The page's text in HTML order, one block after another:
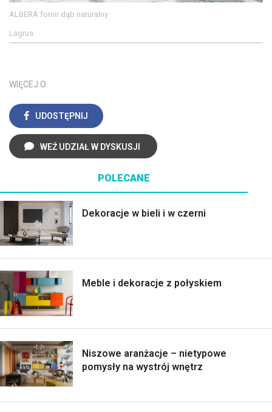
ALBERA fornir dąb naturalny
Lagrus
WIĘCEJ O:
UDOSTĘPNIJ
WEŹ UDZIAŁ W DYSKUSJI
POLECANE
Dekoracje w bieli i w czerni
Meble i dekoracje z połyskiem
Niszowe aranżacje – nietypowe
pomysły na wystrój wnętrz